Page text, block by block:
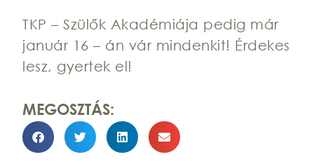
TKP – Szülők Akadémiája pedig már
január 16 – án vár mindenkit! Érdekes
lesz, gyertek el!
MEGOSZTÁS: